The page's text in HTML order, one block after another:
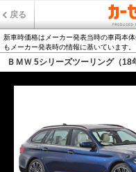
戻る
新車時価格はメーカー発表当時の車両本
もメーカー発表時の情報に基いています。
ＢＭＷ 5シリーズツーリング（